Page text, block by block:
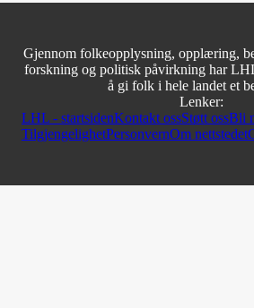
Gjennom folkeopplysning, opplæring,
forskning og politisk påvirkning har
å gi folk i hele landet et
Lenker:
LHL - startsidenKontakt ossStøtt ossBli
TilgjengelighetPersonvernOm nettstedet